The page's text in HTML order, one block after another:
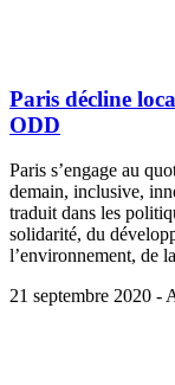
Paris décline
ODD
Paris s’engage au
demain, inclusive,
traduit dans les
solidarité, du
l’environnement, de
21 septembre 2020 -